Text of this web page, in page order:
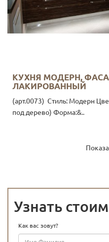
КУХНЯ МОДЕРН,
ЛАКИРОВАННЫЙ
(арт.0073) Стиль: Модерн
под дерево) Форма:&..
Узнать
Как вас зовут?